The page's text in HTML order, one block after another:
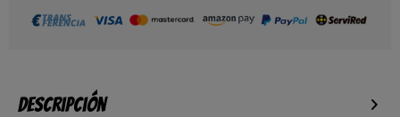
Descripción